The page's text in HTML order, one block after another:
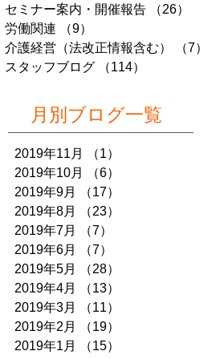
セミナー案内・開催報告
（26）
労働関連
（9）
介護経営（法改正情報含む）
（7）
スタッフブログ
（114）
月別ブログ一覧
2019年11月 （1）
2019年10月
（6）
2019年9月
（17）
2019年8月
（23）
2019年7月
（7）
2019年6月
（7）
2019年5月
（28）
2019年4月
（13）
2019年3月
（11）
2019年2月
（19）
2019年1月
（15）